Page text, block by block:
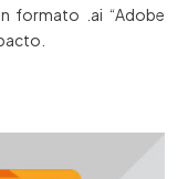
formato .ai “Adobe